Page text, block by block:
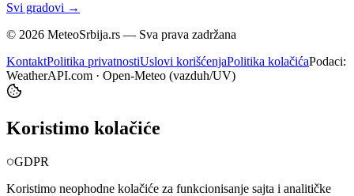
Svi gradovi →
© 2026 MeteoSrbija.rs — Sva prava zadržana
KontaktPolitika privatnostiUslovi korišćenjaPolitika kolačićaPodaci:
WeatherAPI.com · Open-Meteo (vazduh/UV)
Koristimo kolačiće
GDPR
Koristimo neophodne kolačiće za funkcionisanje sajta i analitičke